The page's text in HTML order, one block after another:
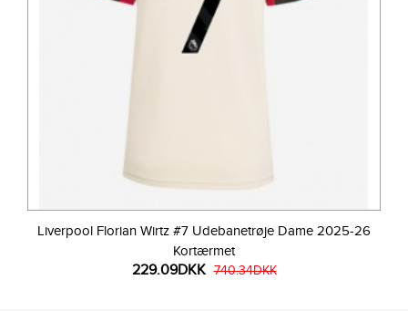
Liverpool Florian Wirtz #7 Udebanetrøje Dame 2025-26
Kortærmet
229.09DKK 740.34DKK